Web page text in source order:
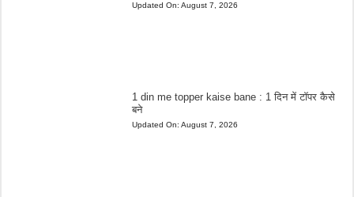
Updated On: August 7, 2026
1 din me topper kaise bane : 1 दिन में टॉपर कैसे
बने
Updated On: August 7, 2026